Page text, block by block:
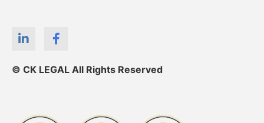
© CK LEGAL All Rights Reserved